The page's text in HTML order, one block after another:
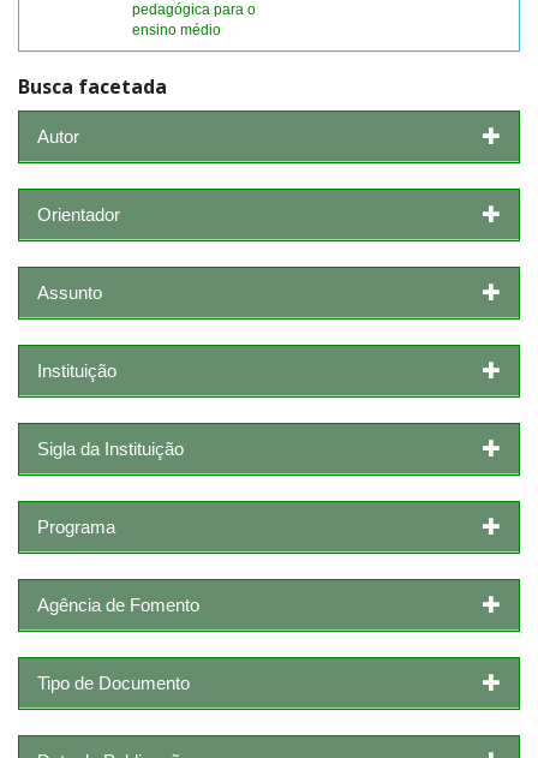
pedagógica para o
ensino médio
Busca facetada
Autor
Orientador
Assunto
Instituição
Sigla da Instituição
Programa
Agência de Fomento
Tipo de Documento